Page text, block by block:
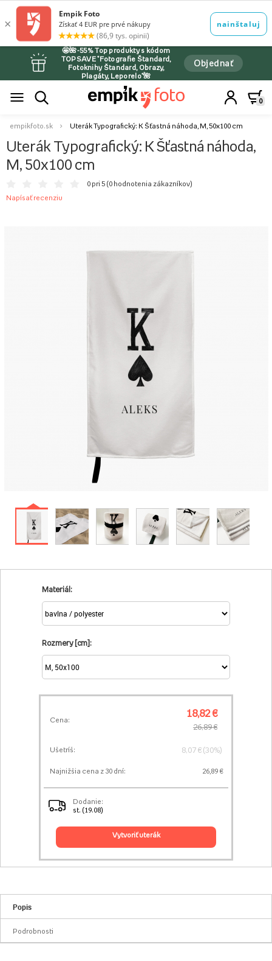
🤩🌺-55% Top produkty s kódom
TOPSAVE *Fotografie Štandard,
Fotoknihy Štandard, Obrazy,
Plagáty, Leporelo*🌺
Objednať
0
empikfoto.sk Uterák Typografický: K Šťastná náhoda, M, 50x100 cm
Uterák Typografický: K Šťastná náhoda,
M, 50x100 cm
0 pri 5 (0 hodnotenia zákazníkov)
Napísať recenziu
Materiál:
Rozmery [cm]:
Cena:
18,82 €
26,89 €
Ušetríš: 8,07 € (30%)
Najnižšia cena z 30 dní: 26,89 €
Dodanie:
st. (19.08)
vytvoriť uterák
Popis
Podrobnosti